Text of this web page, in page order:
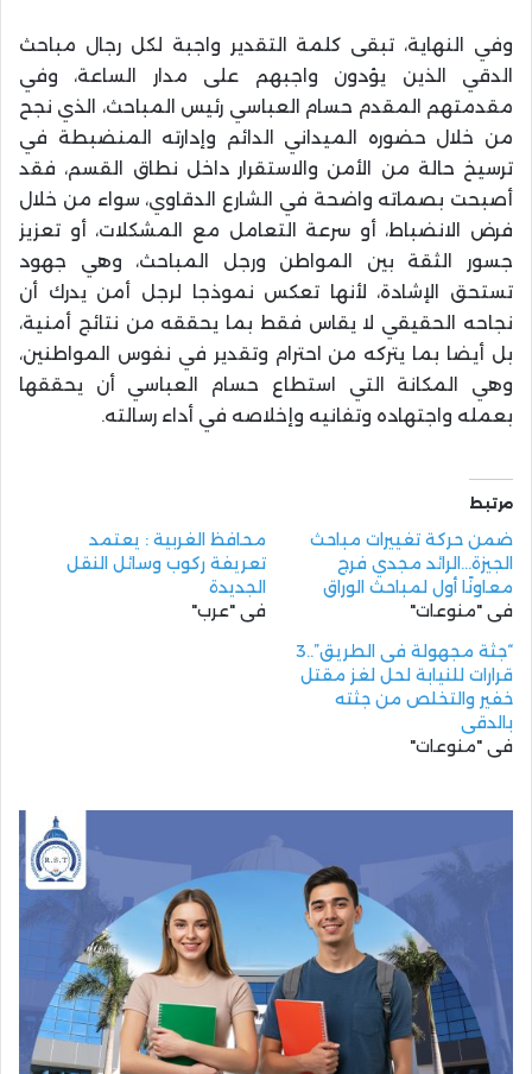
وفي النهاية، تبقى كلمة التقدير واجبة لكل رجال مباحث
الدقي الذين يؤدون واجبهم على مدار الساعة، وفي
مقدمتهم المقدم حسام العباسي رئيس المباحث، الذي نجح
من خلال حضوره الميداني الدائم وإدارته المنضبطة في
ترسيخ حالة من الأمن والاستقرار داخل نطاق القسم، فقد
أصبحت بصماته واضحة في الشارع الدقاوي، سواء من خلال
فرض الانضباط، أو سرعة التعامل مع المشكلات، أو تعزيز
جسور الثقة بين المواطن ورجل المباحث، وهي جهود
تستحق الإشادة، لأنها تعكس نموذجا لرجل أمن يدرك أن
نجاحه الحقيقي لا يقاس فقط بما يحققه من نتائج أمنية،
بل أيضا بما يتركه من احترام وتقدير في نفوس المواطنين،
وهي المكانة التي استطاع حسام العباسي أن يحققها
بعمله واجتهاده وتفانيه وإخلاصه في أداء رسالته.
مرتبط
ضمن حركة تغييرات مباحث
الجيزة…الرائد مجدي فرج
معاونًا أول لمباحث الوراق
في "منوعات"
محافظ الغربية : يعتمد
تعريفة ركوب وسائل النقل
الجديدة
في "عرب"
“جثة مجهولة فى الطريق”..3
قرارات للنيابة لحل لغز مقتل
خفير والتخلص من جثته
بالدقى
في "منوعات"